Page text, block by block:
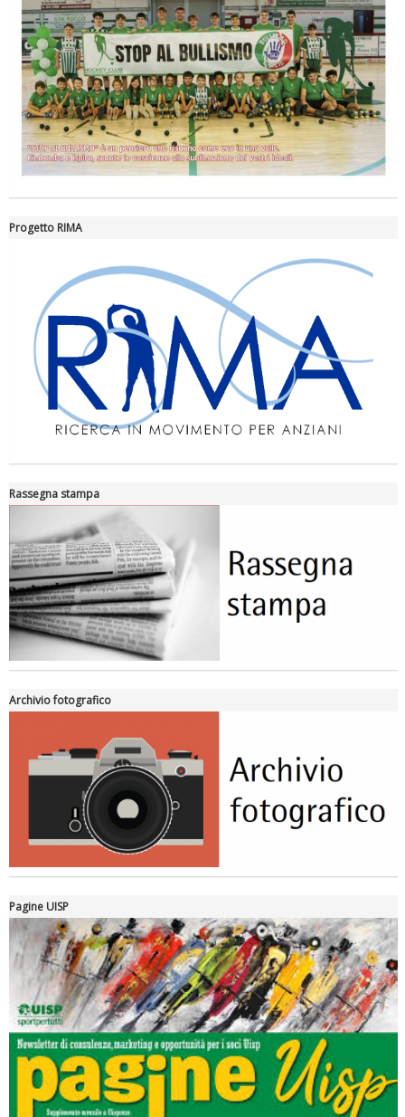
La formazione Uisp rallenta ma prosegue anche in estate
Tiziano Pesce nel Cda di Fondazione Terzjus: prima riunione a
Roma
Progetto RIMA
Rassegna stampa
Archivio fotografico
Pagine UISP